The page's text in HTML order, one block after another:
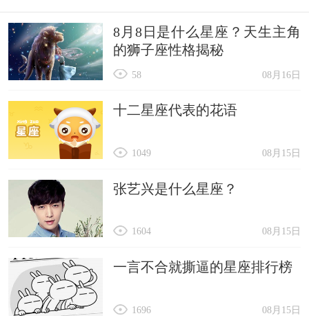
8月8日是什么星座？天生主角
的狮子座性格揭秘
08月16日
58
十二星座代表的花语
08月15日
1049
张艺兴是什么星座？
08月15日
1604
一言不合就撕逼的星座排行榜
08月15日
1696